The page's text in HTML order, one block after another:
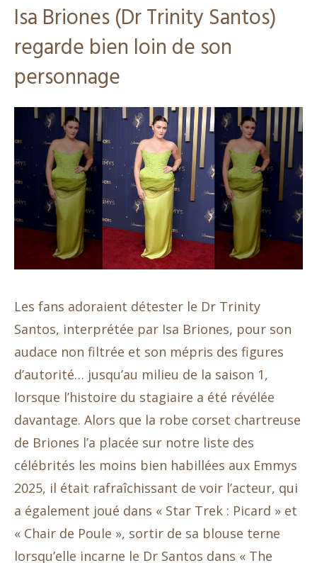
Isa Briones (Dr Trinity Santos)
regarde bien loin de son
personnage
Les fans adoraient détester le Dr Trinity
Santos, interprétée par Isa Briones, pour son
audace non filtrée et son mépris des figures
d’autorité… jusqu’au milieu de la saison 1,
lorsque l’histoire du stagiaire a été révélée
davantage. Alors que la robe corset chartreuse
de Briones l’a placée sur notre liste des
célébrités les moins bien habillées aux Emmys
2025, il était rafraîchissant de voir l’acteur, qui
a également joué dans « Star Trek : Picard » et
« Chair de Poule », sortir de sa blouse terne
lorsqu’elle incarne le Dr Santos dans « The